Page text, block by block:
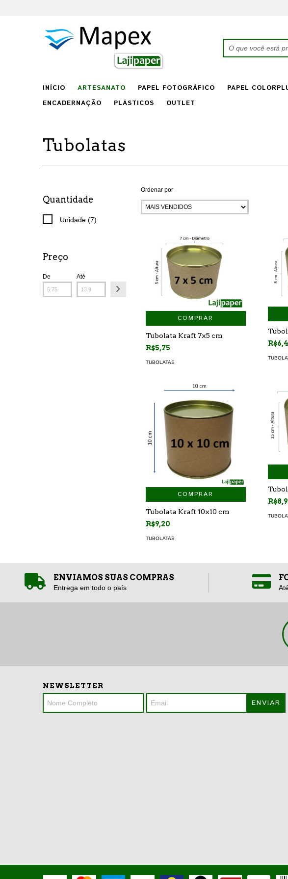
INÍCIO ARTESANATO PAPEL FOTOGRÁFICO PAPEL
ENCADERNAÇÃO
PLÁSTICOS OUTLET
Tubolatas
Quantidade
Unidade (7)
Preço
De Até
Ordenar por
COMPRAR
Tubolata Kraft 7x5 cm
R$5,75
TUBOLATAS
COMPRAR
Tubolata Kraft 10x10 cm
R$9,20
TUBOLATAS
ENVIAMOS SUAS COMPRAS
Entrega em todo o país
NEWSLETTER